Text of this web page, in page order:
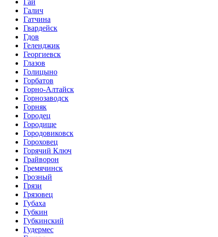
Гай
Галич
Гатчина
Гвардейск
Гдов
Геленджик
Георгиевск
Глазов
Голицыно
Горбатов
Горно-Алтайск
Горнозаводск
Горняк
Городец
Городище
Городовиковск
Гороховец
Горячий Ключ
Грайворон
Гремячинск
Грозный
Грязи
Грязовец
Губаха
Губкин
Губкинский
Гудермес